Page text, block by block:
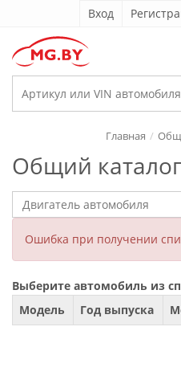
Вход
Общий
Главная
Ошибка при получении
Выберите автомобиль из
Модель
Год выпуска